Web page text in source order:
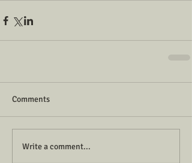
Comments
Write a comment...